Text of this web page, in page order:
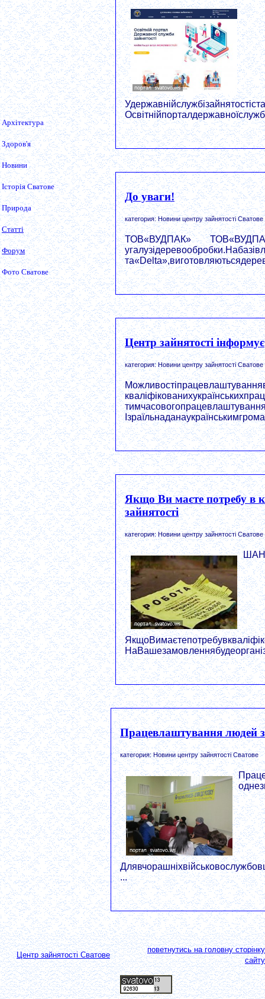
Архітектура
Здоров'я
Новини
Історія Сватове
Природа
Статті
Форум
Фото Сватове
До уваги!
категория: Новини центру зайнятості Сватове
ТОВ«ВУДПАК»
Центр зайнятості інформує
категория: Новини центру зайнятості Сватове
Якщо Ви маєте потребу в
зайнятості
категория: Новини центру зайнятості Сватове
Працевлаштування людей з
категория: Новини центру зайнятості Сватове
...
Центр зайнятості Сватове
поветнутись на головну сторінку
сайту